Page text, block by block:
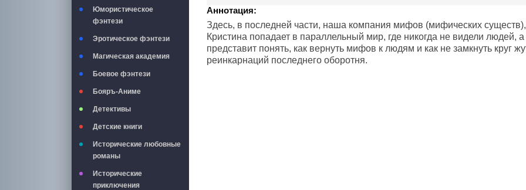
Юмористическое
фэнтези
Эротическое фэнтези
Магическая академия
Боевое фэнтези
Бояръ-Аниме
Детективы
Детские книги
Исторические любовные
романы
Исторические
приключения
Аннотация:
Здесь, в последней части, наша компания мифов (мифических
Кристина попадает в параллельный мир, где никогда не видели людей,
представит понять, как вернуть мифов к людям и как не замкнуть круг
реинкарнаций последнего оборотня.